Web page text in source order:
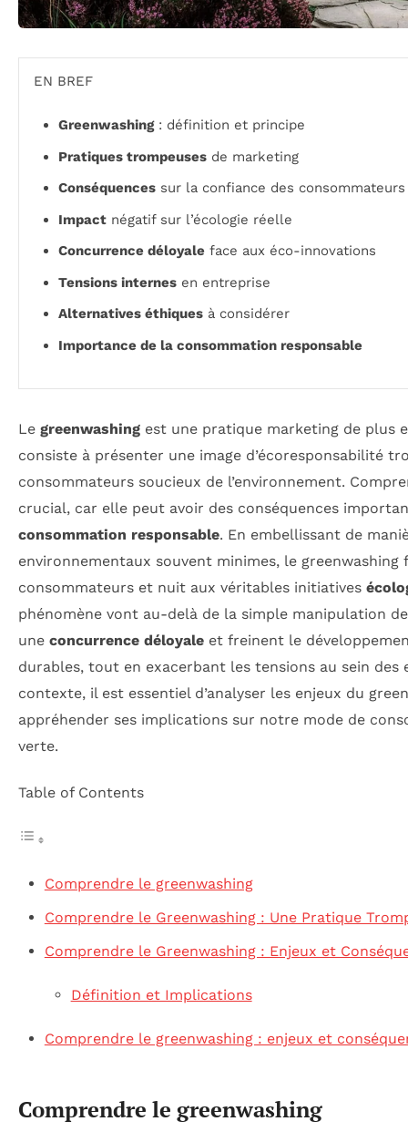
EN BREF
Greenwashing: définition et principe
Pratiques trompeuses de marketing
Conséquences sur la confiance des consommateurs
Impact négatif sur l’écologie réelle
Concurrence déloyale face aux éco-innovations
Tensions internes en entreprise
Alternatives éthiques à considérer
Importance de la consommation responsable
Le greenwashing est une pratique marketing de plus
consiste à présenter une image d’écoresponsabilité
consommateurs soucieux de l’environnement.
crucial, car elle peut avoir des conséquences
consommation responsable. En embellissant de
environnementaux souvent minimes, le greenwashing
consommateurs et nuit aux véritables initiatives
phénomène vont au-delà de la simple manipulation
une concurrence déloyale et freinent le
durables, tout en exacerbant les tensions au sein des
contexte, il est essentiel d’analyser les enjeux du
appréhender ses implications sur notre mode de
verte.
Table of Contents
Comprendre le greenwashing
Comprendre le Greenwashing : Une Pratique
Comprendre le Greenwashing : Enjeux et
Définition et Implications
Comprendre le greenwashing : enjeux et
Comprendre le greenwashing